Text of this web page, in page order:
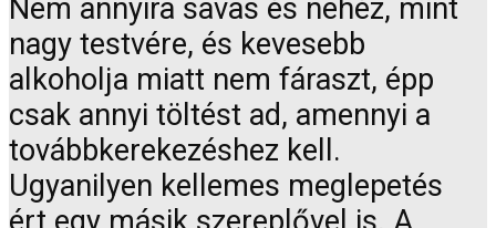
Nem annyira savas és nehéz, mint
nagy testvére, és kevesebb
alkoholja miatt nem fáraszt, épp
csak annyi töltést ad, amennyi a
továbbkerekezéshez kell.
Ugyanilyen kellemes meglepetés